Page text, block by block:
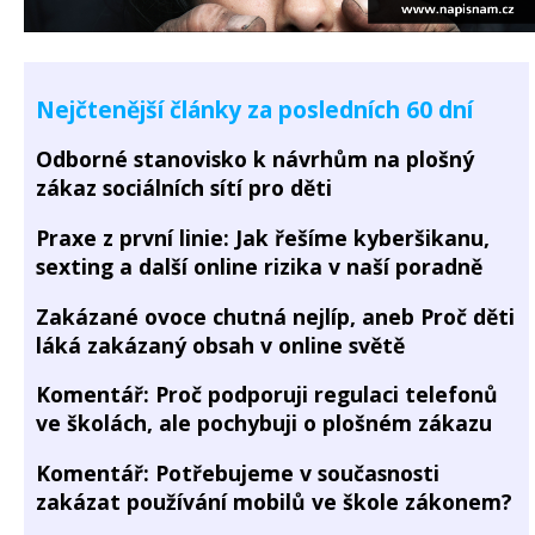
Nejčtenější články za posledních 60 dní
Odborné stanovisko k návrhům na plošný
zákaz sociálních sítí pro děti
Praxe z první linie: Jak řešíme kyberšikanu,
sexting a další online rizika v naší poradně
Zakázané ovoce chutná nejlíp, aneb Proč děti
láká zakázaný obsah v online světě
Komentář: Proč podporuji regulaci telefonů
ve školách, ale pochybuji o plošném zákazu
Komentář: Potřebujeme v současnosti
zakázat používání mobilů ve škole zákonem?